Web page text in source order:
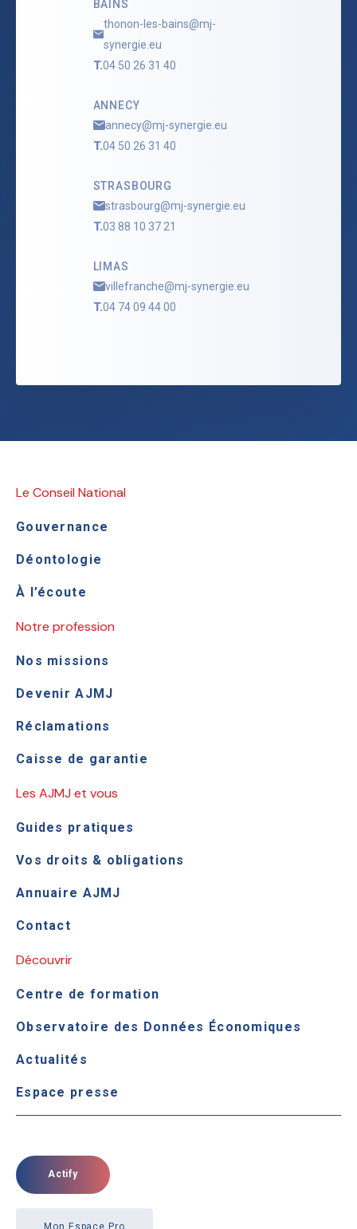
BAINS
thonon-les-bains@mj-
synergie.eu
T.04 50 26 31 40
ANNECY
annecy@mj-synergie.eu
T.04 50 26 31 40
STRASBOURG
strasbourg@mj-synergie.eu
T.03 88 10 37 21
LIMAS
villefranche@mj-synergie.eu
T.04 74 09 44 00
Le Conseil National
Gouvernance
Déontologie
À l’écoute
Notre profession
Nos missions
Devenir AJMJ
Réclamations
Caisse de garantie
Les AJMJ et vous
Guides pratiques
Vos droits & obligations
Annuaire AJMJ
Contact
Découvrir
Centre de formation
Observatoire des Données Économiques
Actualités
Espace presse
Actify